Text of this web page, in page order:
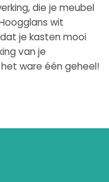
die je meubel
wit
je kasten mooi
van je
ware één geheel!